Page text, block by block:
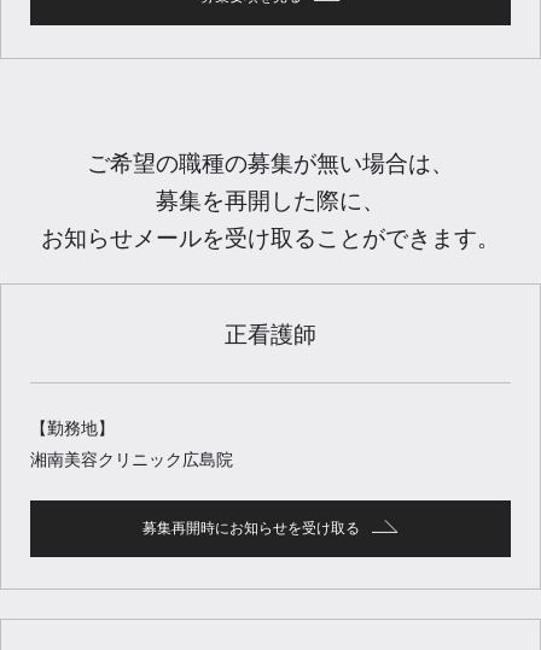
ご希望の職種の募集が無い場合は、
募集を再開した際に、
お知らせメールを受け取ることができます。
正看護師
【勤務地】
湘南美容クリニック広島院
募集再開時にお知らせを受け取る